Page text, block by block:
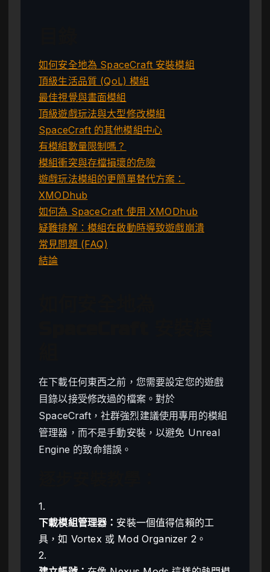
如何安全地為 SpaceCraft 安裝模組
頂級生活品質 (QoL) 模組
最佳視覺與畫面模組
頂級遊戲玩法與大型修改模組
SpaceCraft 的其他模組中心
有模組數量限制嗎？
模組衝突與存檔損壞的危險
遊戲玩法模組的更簡單替代方案：
XMODhub
如何為 SpaceCraft 使用 XMODhub
疑難排解：模組在啟動時導致遊戲崩潰
常見問題 (FAQ)
結論
在下載任何東西之前，您需要設定您的遊戲
目錄以接受修改過的檔案。對於
SpaceCraft，社群強烈建議使用專用的模組
管理器，而不是手動安裝，以避免 Unreal
Engine 的致命錯誤。
1.
下載模組管理器： 安裝一個值得信賴的工
具，如 Vortex 或 Mod Organizer 2。
2.